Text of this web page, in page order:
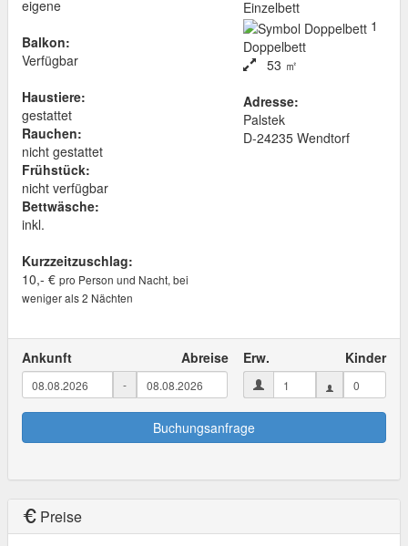
eigene
Balkon:
Verfügbar
Haustiere:
gestattet
Rauchen:
nicht gestattet
Frühstück:
nicht verfügbar
Bettwäsche:
inkl.
Kurzzeitzuschlag:
10,- € pro Person und Nacht, bei
weniger als 2 Nächten
Einzelbett
1
Doppelbett
53 ㎡
Adresse:
Palstek
D-24235Wendtorf
Ankunft Abreise
-
Erw. Kinder
Buchungsanfrage
Preise